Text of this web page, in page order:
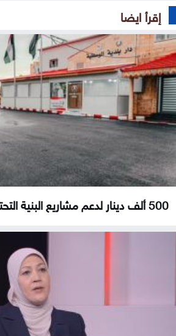
إقرأ ايضا
500 ألف دينار لدعم مشاريع البنية التحتية...